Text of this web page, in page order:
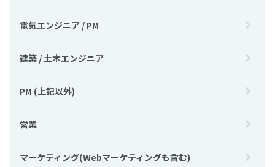
電気エンジニア / PM
建築 / 土木エンジニア
PM (上記以外)
営業
マーケティング(Webマーケティングも含む)